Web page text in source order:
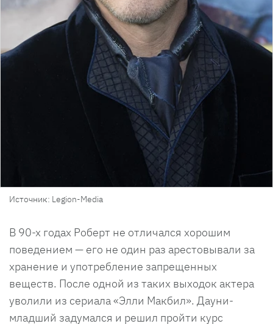
Источник: Legion-Media
В 90-х годах Роберт не отличался хорошим
поведением — его не один раз арестовывали за
хранение и употребление запрещенных
веществ. После одной из таких выходок актера
уволили из сериала «Элли Макбил». Дауни-
младший задумался и решил пройти курс